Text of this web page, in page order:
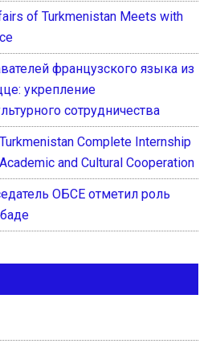
of Turkmenistan Meets with
французского языка из
укрепление
сотрудничества
Complete Internship
and Cultural Cooperation
ОБСЕ отметил роль